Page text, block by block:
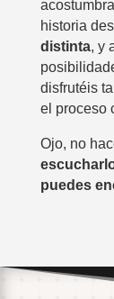
historia
distinta, y
disfrutéis
el proceso
Ojo, no
puedes